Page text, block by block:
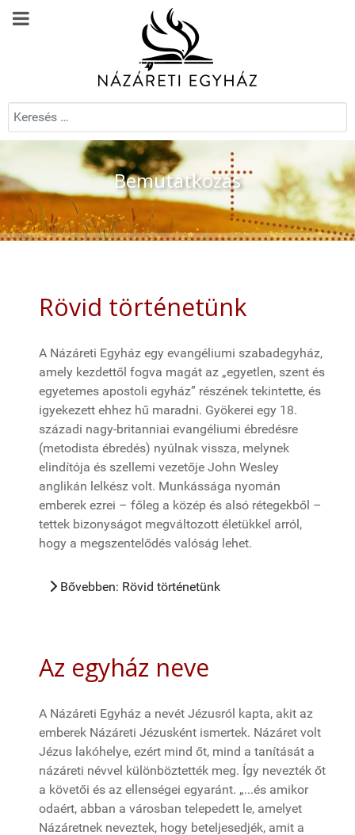
Keresés...
Bemutatkozás
Rövid történetünk
A Názáreti Egyház egy evangéliumi szabadegyház,
amely kezdettől fogva magát az „egyetlen, szent és
egyetemes apostoli egyház” részének tekintette, és
igyekezett ehhez hű maradni. Gyökerei egy 18.
századi nagy-britanniai evangéliumi ébredésre
(metodista ébredés) nyúlnak vissza, melynek
elindítója és szellemi vezetője John Wesley
anglikán lelkész volt. Munkássága nyomán
emberek ezrei – főleg a közép és alsó rétegekből –
tettek bizonyságot megváltozott életükkel arról,
hogy a megszentelődés valóság lehet.
Bővebben: Rövid történetünk
Az egyház neve
A Názáreti Egyház a nevét Jézusról kapta, akit az
emberek Názáreti Jézusként ismertek. Názáret volt
Jézus lakóhelye, ezért mind őt, mind a tanítását a
názáreti névvel különböztették meg. Így nevezték őt
a követői és az ellenségei egyaránt. „...és amikor
odaért, abban a városban telepedett le, amelyet
Názáretnek neveztek, hogy beteljesedjék, amit a